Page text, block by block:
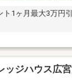
ト1ヶ月最大3万円
ッジハウス広